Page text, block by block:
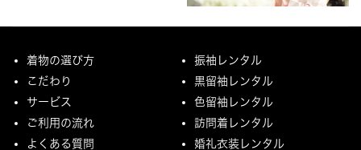
着物の選び方
こだわり
サービス
ご利用の流れ
よくある質問
振袖レンタル
黒留袖レンタル
色留袖レンタル
訪問着レンタル
婚礼衣装レンタル